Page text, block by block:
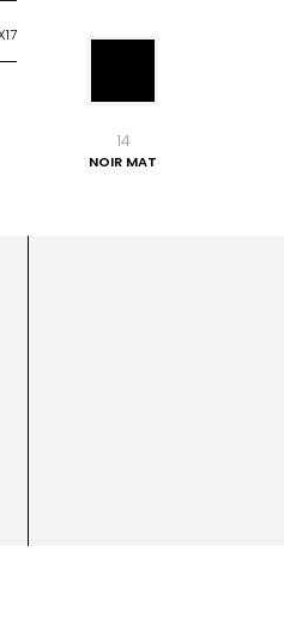
14
NOIR MAT